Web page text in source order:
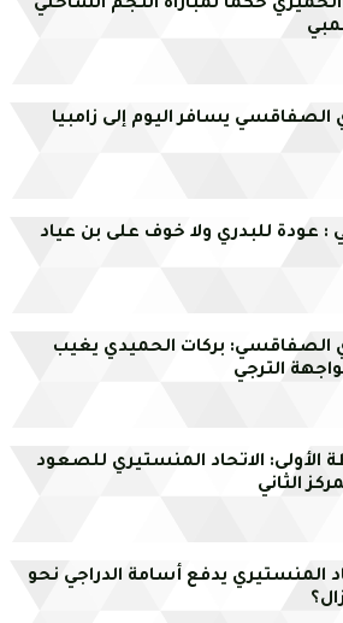
حكما لمباراة النجم الساحلي
الصفاقسي يسافر اليوم إلى زامبيا
: عودة للبدري ولا خوف على بن عياد
الصفاقسي: بركات الحميدي يغيب
الترجي
الأولى: الاتحاد المنستيري للصعود
الثاني
المنستيري يدفع أسامة الدراجي نحو